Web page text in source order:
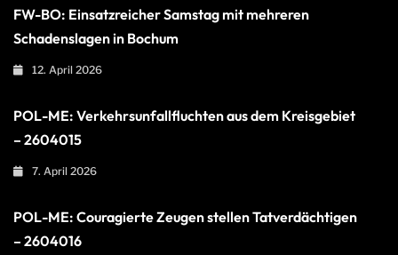
FW-BO: Einsatzreicher Samstag mit mehreren
Schadenslagen in Bochum
12. April 2026
POL-ME: Verkehrsunfallfluchten aus dem Kreisgebiet
– 2604015
7. April 2026
POL-ME: Couragierte Zeugen stellen Tatverdächtigen
– 2604016